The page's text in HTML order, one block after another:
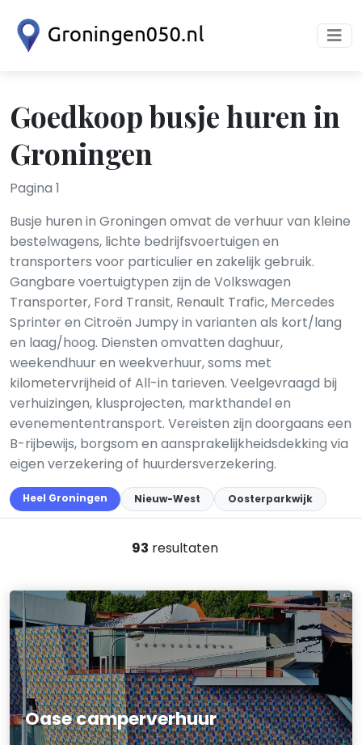
Goedkoop busje huren in
Groningen
Pagina 1
Busje huren in Groningen omvat de verhuur van kleine
bestelwagens, lichte bedrijfsvoertuigen en
transporters voor particulier en zakelijk gebruik.
Gangbare voertuigtypen zijn de Volkswagen
Transporter, Ford Transit, Renault Trafic, Mercedes
Sprinter en Citroën Jumpy in varianten als kort/lang
en laag/hoog. Diensten omvatten daghuur,
weekendhuur en weekverhuur, soms met
kilometervrijheid of All-in tarieven. Veelgevraagd bij
verhuizingen, klusprojecten, markthandel en
evenemententransport. Vereisten zijn doorgaans een
B-rijbewijs, borgsom en aansprakelijkheidsdekking via
eigen verzekering of huurdersverzekering.
Heel Groningen Nieuw-West Oosterparkwijk
93 resultaten
Oase camperverhuur